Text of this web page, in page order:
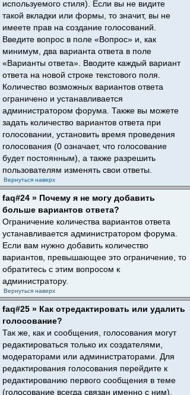
используемого стиля). Если вы не видите
такой вкладки или формы, то значит, вы не
имеете прав на создание голосований.
Введите вопрос в поле «Вопрос» и, как
минимум, два варианта ответа в поле
«Варианты ответа». Вводите каждый вариант
ответа на новой строке текстового поля.
Количество возможных вариантов ответа
ограничено и устанавливается
администратором форума. Также вы можете
задать количество вариантов ответа при
голосовании, установить время проведения
голосования (0 означает, что голосование
будет постоянным), а также разрешить
пользователям изменять свои ответы.
Вернуться наверх
faq#24 » Почему я не могу добавить
больше вариантов ответа?
Ограничение количества вариантов ответа
устанавливается администратором форума.
Если вам нужно добавить количество
вариантов, превышающее это ограничение, то
обратитесь с этим вопросом к
администратору.
Вернуться наверх
faq#25 » Как отредактировать или удалить
голосование?
Так же, как и сообщения, голосования могут
редактироваться только их создателями,
модераторами или администраторами. Для
редактирования голосования перейдите к
редактированию первого сообщения в теме
(голосование всегда связан именно с ним).